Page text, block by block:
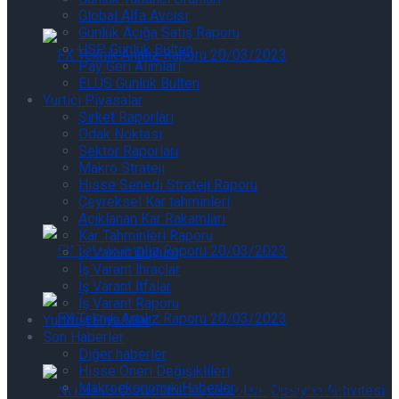
FX Teknik Analiz Raporu 07/08/2026
Uluslararası Piyasalar Kapanış Raporu –
06.08.2026
FX Teknik Analiz Raporu 06/08/2026
FX Teknik Analiz Raporu 07/08/2026
Uluslararası Piyasalar Kapanış Raporu –
06.08.2026
FX Teknik Analiz Raporu 06/08/2026
Global Alfa Avcısı
Günlük Açığa Satış Raporu
USP Günlük Bülten
Pay Geri Alımları
ELÜS Günlük Bülten
Yurtiçi Piyasalar
Şirket Raporları
Odak Noktası
Sektör Raporları
Makro Strateji
Hisse Senedi Strateji Raporu
Çeyreksel Kar tahminleri
Açıklanan Kar Rakamları
Kar Tahminleri Raporu
İş Varant Duyuru
İş Varant İhraçlar
İş Varant İtfalar
İş Varant Raporu
Yurtdışı Piyasalar
Son Haberler
Diğer haberler
Hisse Öneri Değişiklileri
Makroekonomik Haberler